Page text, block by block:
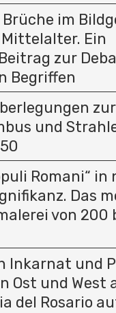
im
Ein
zur
Begriffen
und
Romani“
Das
von 200
Inkarnat und
Ost und West
del Rosario